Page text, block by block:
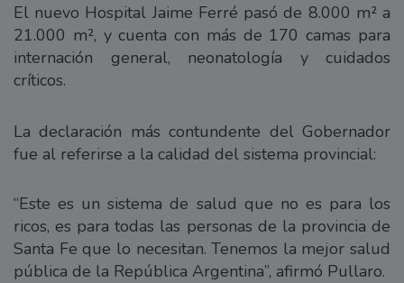
El nuevo Hospital Jaime Ferré pasó de 8.000 m² a
21.000 m², y cuenta con más de 170 camas para
internación general, neonatología y cuidados
críticos.
La declaración más contundente del Gobernador
fue al referirse a la calidad del sistema provincial:
“Este es un sistema de salud que no es para los
ricos, es para todas las personas de la provincia de
Santa Fe que lo necesitan. Tenemos la mejor salud
pública de la República Argentina”, afirmó Pullaro.